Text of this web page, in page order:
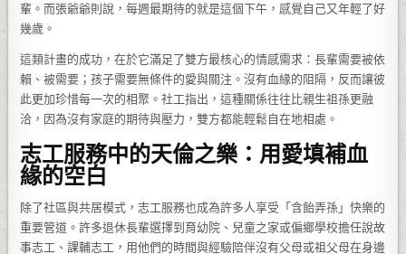
輩。而張爺爺則說，每週最期待的就是這個下午，感覺自己又年輕了好
幾歲。
這類計畫的成功，在於它滿足了雙方最核心的情感需求：長輩需要被依
賴、被需要；孩子需要無條件的愛與關注。沒有血緣的阻隔，反而讓彼
此更加珍惜每一次的相聚。社工指出，這種關係往往比親生祖孫更融
洽，因為沒有家庭的期待與壓力，雙方都能輕鬆自在地相處。
志工服務中的天倫之樂：用愛填補血
緣的空白
除了社區與共居模式，志工服務也成為許多人享受「含飴弄孫」快樂的
重要管道。許多退休長輩選擇到育幼院、兒童之家或偏鄉學校擔任說故
事志工、課輔志工，用他們的時間與經驗陪伴沒有父母或祖父母在身邊